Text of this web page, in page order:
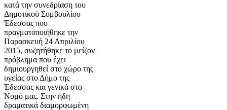
κατά την συνεδρίαση του
Δημοτικού Συμβουλίου
Έδεσσας που
πραγματοποιήθηκε την
Παρασκευή 24 Απριλίου
2015, συζητήθηκε το μείζον
πρόβλημα που έχει
δημιουργηθεί στο χώρο της
υγείας στο Δήμο της
Έδεσσας και γενικά στο
Νομό μας. Στην ήδη
δραματικά διαμορφωμένη